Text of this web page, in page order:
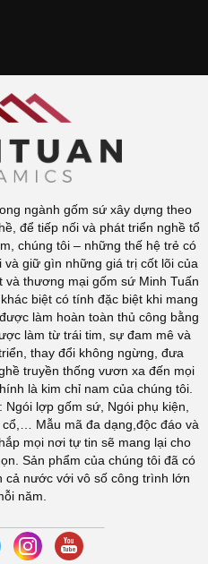
ngành gốm sứ xây dựng theo
để tiếp nối và phát triển nghề tổ
chúng tôi – những thế hệ trẻ có
giữ gìn những giá trị cốt lõi của
và thương mại gốm sứ Minh Tuấn
biệt có tính đặc biệt khi mang
làm hoàn toàn thủ công bằng
làm từ trái tim, sự đam mê và
thay đổi không ngừng, đưa
truyền thống vươn xa đến mọi
là kim chỉ nam của chúng tôi.
lợp gốm sứ, Ngói phụ kiện,
Mẫu mã đa dạng,độc đáo và
mọi nơi tự tin sẽ mang lại cho
Sản phẩm của chúng tôi đã có
cả nước với vô số công trình lớn
năm.